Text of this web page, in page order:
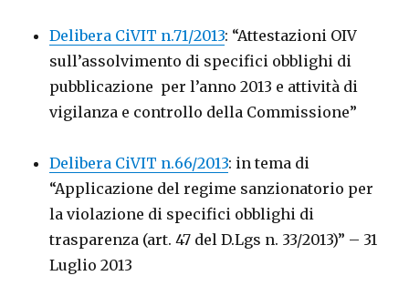
Delibera CiVIT n.71/2013: “Attestazioni OIV
sull’assolvimento di specifici obblighi di
pubblicazione per l’anno 2013 e attività di
vigilanza e controllo della Commissione”
Delibera CiVIT n.66/2013: in tema di
“Applicazione del regime sanzionatorio per
la violazione di specifici obblighi di
trasparenza (art. 47 del D.Lgs n. 33/2013)” – 31
Luglio 2013